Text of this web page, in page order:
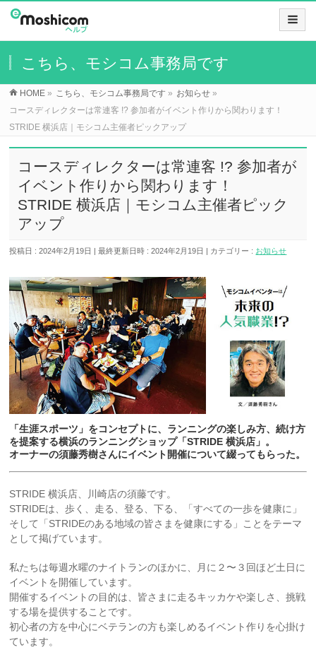
こちら、モシコム事務局です
HOME » こちら、モシコム事務局です » お知らせ »
コースディレクターは常連客 !? 参加者がイベント作りから関わります！
STRIDE 横浜店｜モシコム主催者ピックアップ
コースディレクターは常連客 !? 参加者が
イベント作りから関わります！
STRIDE 横浜店｜モシコム主催者ピック
アップ
投稿日 : 2024年2月19日 最終更新日時 : 2024年2月19日 カテゴリー : お知らせ
「生涯スポーツ」をコンセプトに、ランニングの楽しみ方、続け方
を提案する横浜のランニングショップ「STRIDE 横浜店」。
オーナーの須藤秀樹さんにイベント開催について綴ってもらった。
STRIDE 横浜店、川崎店の須藤です。
STRIDEは、歩く、走る、登る、下る、「すべての一歩を健康に」
そして「STRIDEのある地域の皆さまを健康にする」ことをテーマ
として掲げています。
私たちは毎週水曜のナイトランのほかに、月に２〜３回ほど土日に
イベントを開催しています。
開催するイベントの目的は、皆さまに走るキッカケや楽しさ、挑戦
する場を提供することです。
初心者の方を中心にベテランの方も楽しめるイベント作りを心掛け
ています。